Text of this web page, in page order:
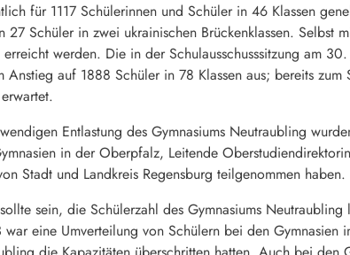
für 1117 Schülerinnen und Schüler in 46 Klassen
Schüler in zwei ukrainischen Brückenklassen. Selbst
werden. Die in der Schulausschusssitzung am
auf 1888 Schüler in 78 Klassen aus; bereits
Entlastung des Gymnasiums Neutraubling
in der Oberpfalz, Leitende
Stadt und Landkreis Regensburg teilgenommen haben.
sein, die Schülerzahl des Gymnasiums
eine Umverteilung von Schülern bei den Gymnasien